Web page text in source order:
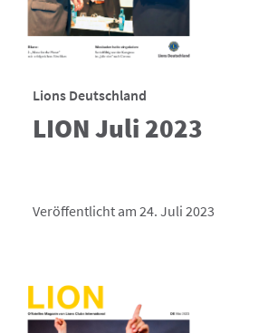
Lions Deutschland
LION Juli 2023
Veröffentlicht am 24. Juli 2023